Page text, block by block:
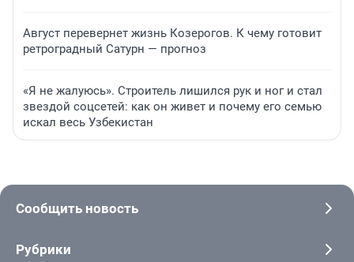
Август перевернет жизнь Козерогов. К чему готовит
ретроградный Сатурн — прогноз
«Я не жалуюсь». Строитель лишился рук и ног и стал
звездой соцсетей: как он живет и почему его семью
искал весь Узбекистан
Сообщить новость
Рубрики